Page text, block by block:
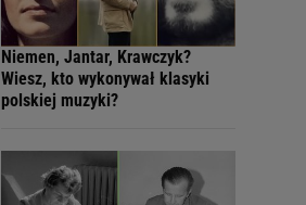
Niemen, Jantar, Krawczyk?
Wiesz, kto wykonywał klasyki
polskiej muzyki?